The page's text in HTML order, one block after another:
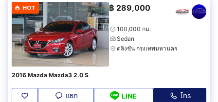
HOT ฿ 289,000
100,000 กม.
Sedan
ตลิ่งชัน กรุงเทพมหานคร
2016 Mazda Mazda3 2.0 S
แชท LINE โทร